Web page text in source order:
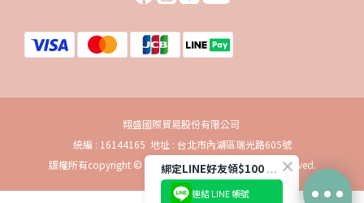
翔盛國際貿易股份有限公司
統編 : 16144165 地址 : 台北市內湖區瑞光路605號
版權所有copyright © 2019 baby888 Inc. All Rights Reserved.
綁定LINE好友領$100 購物金
連結 LINE 帳號